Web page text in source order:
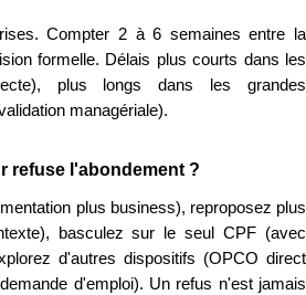
Compter 2 à 6 semaines entre la
formelle. Délais plus courts dans les
plus longs dans les grandes
managériale).
refuse l'abondement ?
plus business), reproposez plus
basculez sur le seul CPF (avec
d'autres dispositifs (OPCO direct
d'emploi). Un refus n'est jamais